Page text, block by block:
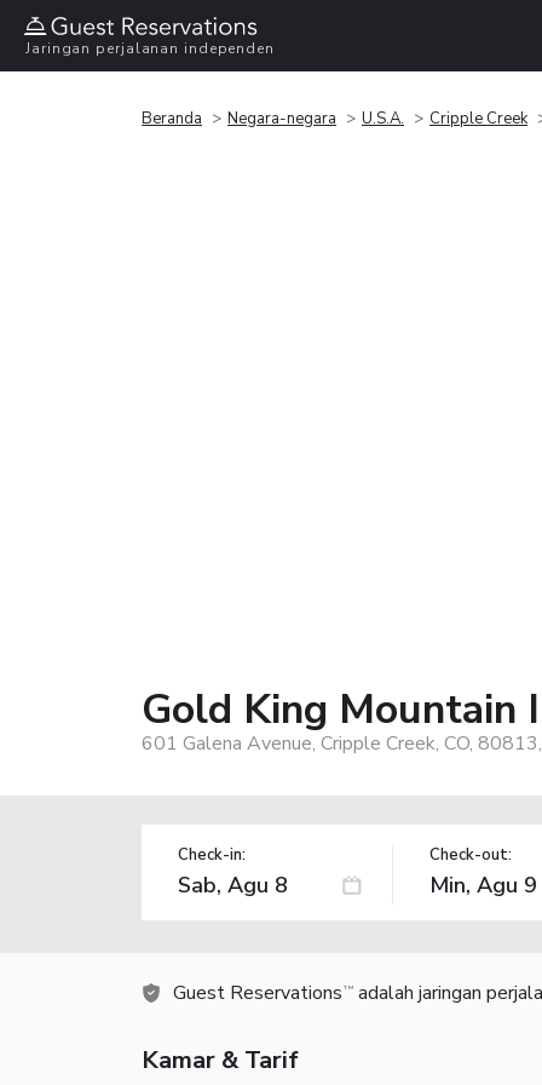
Jaringan perjalanan independen
Beranda Negara-negara U.S.A. Cripple Creek
Gold King Mountain
601 Galena Avenue, Cripple Creek, CO,
Check-in: Check-out:
Guest Reservations TM adalah jaringan
Kamar & Tarif